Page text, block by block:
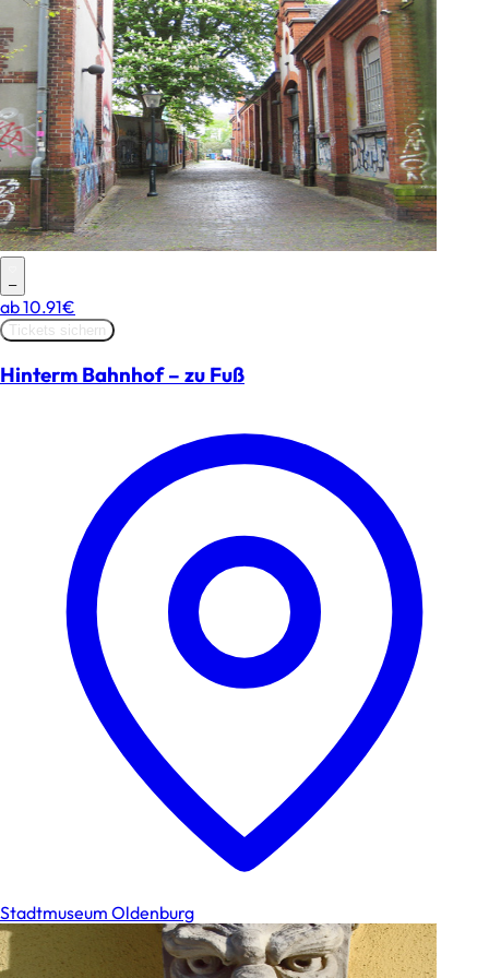
–
ab10.91€
Tickets sichern
Hinterm Bahnhof – zu Fuß
Stadtmuseum Oldenburg